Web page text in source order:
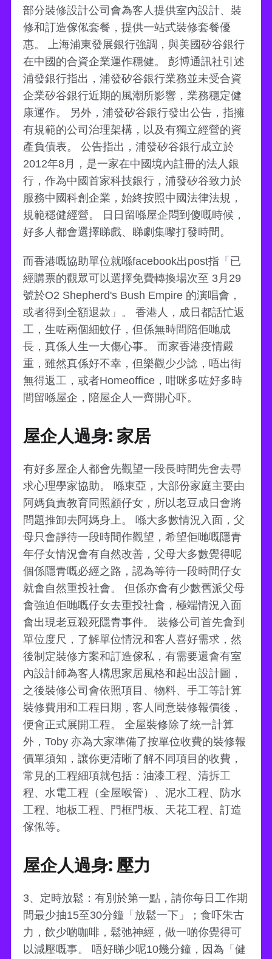
部分裝修設計公司會為客人提供室內設計、裝
修和訂造傢俬套餐，提供一站式裝修套餐優
惠。 上海浦東發展銀行強調，與美國矽谷銀行
在中國的合資企業運作穩健。 彭博通訊社引述
浦發銀行指出，浦發矽谷銀行業務並未受合資
企業矽谷銀行近期的風潮所影響，業務穩定健
康運作。 另外，浦發矽谷銀行發出公告，指擁
有規範的公司治理架構，以及有獨立經營的資
產負債表。 公告指出，浦發矽谷銀行成立於
2012年8月，是一家在中國境內註冊的法人銀
行，作為中國首家科技銀行，浦發矽谷致力於
服務中國科創企業，始終按照中國法律法規，
規範穩健經營。 日日留喺屋企悶到傻嘅時候，
好多人都會選擇睇戲、睇劇集嚟打發時間。
而香港嘅協助單位就喺facebook出post指「已
經購票的觀眾可以選擇免費轉換場次至 3月29
號於O2 Shepherd's Bush Empire 的演唱會，
或者得到全額退款」。 香港人，成日都話忙返
工，生咗兩個細蚊仔，但係無時間陪佢哋成
長，真係人生一大傷心事。 而家香港疫情嚴
重，雖然真係好不幸，但樂觀少少諗，唔出街
無得返工，或者Homeoffice，咁咪多咗好多時
間留喺屋企，陪屋企人一齊開心吓。
屋企人過身: 家居
有好多屋企人都會先觀望一段長時間先會去尋
求心理學家協助。 喺東亞，大部份家庭主要由
阿媽負責教育同照顧仔女，所以老豆成日會將
問題推卸去阿媽身上。 喺大多數情況入面，父
母只會靜待一段時間作觀望，希望佢哋嘅隱青
年仔女情況會有自然改善，父母大多數覺得呢
個係隱青嘅必經之路，認為等待一段時間仔女
就會自然重投社會。 但係亦會有少數舊派父母
會強迫佢哋嘅仔女去重投社會，極端情況入面
會出現老豆殺死隱青事件。 裝修公司首先會到
單位度尺，了解單位情況和客人喜好需求，然
後制定裝修方案和訂造傢私，有需要還會有室
內設計師為客人構思家居風格和起出設計圖，
之後裝修公司會依照項目、物料、手工等計算
裝修費用和工程日期，客人同意裝修報價後，
便會正式展開工程。 全屋裝修除了統一計算
外，Toby 亦為大家準備了按單位收費的裝修報
價單須知，讓你更清晰了解不同項目的收費，
常見的工程細項就包括：油漆工程、清拆工
程、水電工程（全屋喉管）、泥水工程、防水
工程、地板工程、門框門板、天花工程、訂造
傢俬等。
屋企人過身: 壓力
3、定時放鬆：有別於第一點，請你每日工作期
間最少抽15至30分鐘「放鬆一下」；食吓朱古
力，飲少啲咖啡，鬆弛神經，做一啲你覺得可
以減壓嘅事。 唔好睇少呢10幾分鐘，因為「健